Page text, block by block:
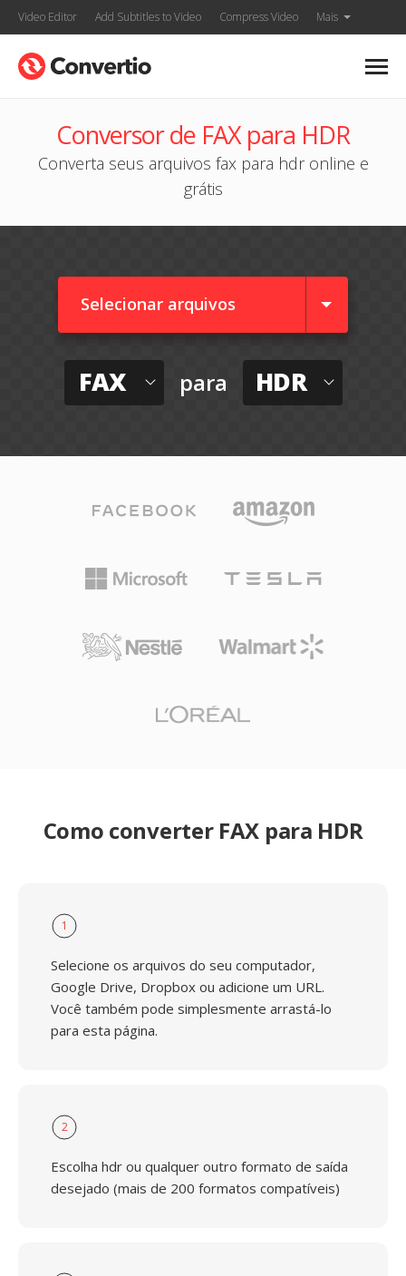
Video Editor Add Subtitles to Video Compress Video Mais
Conversor de FAX para HDR
Converta seus arquivos fax para hdr online e
grátis
Selecionar arquivos
FAX para HDR
Como converter FAX para HDR
1
Selecione os arquivos do seu computador,
Google Drive, Dropbox ou adicione um URL.
Você também pode simplesmente arrastá-lo
para esta página.
2
Escolha hdr ou qualquer outro formato de saída
desejado (mais de 200 formatos compatíveis)